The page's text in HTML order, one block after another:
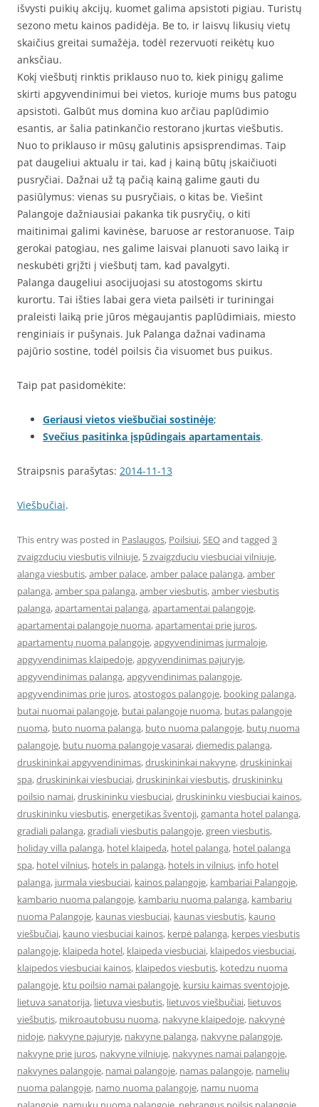
išvysti puikių akcijų, kuomet galima apsistoti pigiau. Turistų
sezono metu kainos padidėja. Be to, ir laisvų likusių vietų
skaičius greitai sumažėja, todėl rezervuoti reikėtų kuo
anksčiau.
Kokį viešbutį rinktis priklauso nuo to, kiek pinigų galime
skirti apgyvendinimui bei vietos, kurioje mums bus patogu
apsistoti. Galbūt mus domina kuo arčiau paplūdimio
esantis, ar šalia patinkančio restorano įkurtas viešbutis.
Nuo to priklauso ir mūsų galutinis apsisprendimas. Taip
pat daugeliui aktualu ir tai, kad į kainą būtų įskaičiuoti
pusryčiai. Dažnai už tą pačią kainą galime gauti du
pasiūlymus: vienas su pusryčiais, o kitas be. Viešint
Palangoje dažniausiai pakanka tik pusryčių, o kiti
maitinimai galimi kavinėse, baruose ar restoranuose. Taip
gerokai patogiau, nes galime laisvai planuoti savo laiką ir
neskubėti grįžti į viešbutį tam, kad pavalgyti.
Palanga daugeliui asocijuojasi su atostogoms skirtu
kurortu. Tai išties labai gera vieta pailsėti ir turiningai
praleisti laiką prie jūros mėgaujantis paplūdimiais, miesto
renginiais ir pušynais. Juk Palanga dažnai vadinama
pajūrio sostine, todėl poilsis čia visuomet bus puikus.
Taip pat pasidomėkite:
Geriausi vietos viešbučiai sostinėje;
Svečius pasitinka įspūdingais apartamentais.
Straipsnis parašytas: 2014-11-13
Viešbučiai.
This entry was posted in Paslaugos, Poilsiui,SEOand tagged 3
zvaigzduciu viesbutis vilniuje, 5 zvaigzduciu viesbuciai vilniuje,
alanga viesbutis,amber palace,amber palace palanga,amber
palanga,amber spa palanga,amber viesbutis,amber viesbutis
palanga,apartamentai palanga,apartamentai palangoje,
apartamentai palangoje nuoma,apartamentai prie juros,
apartamentų nuoma palangoje,apgyvendinimas jurmaloje,
apgyvendinimas klaipedoje,apgyvendinimas pajuryje,
apgyvendinimas palanga,apgyvendinimas palangoje,
apgyvendinimas prie juros,atostogos palangoje, booking palanga,
butai nuomai palangoje, butai palangoje nuoma, butas palangoje
nuoma, buto nuoma palanga, buto nuoma palangoje, butų nuoma
palangoje, butu nuoma palangoje vasarai,diemedis palanga,
druskininkai apgyvendinimas,druskininkai nakvyne,druskininkai
spa,druskininkai viesbuciai,druskininkai viesbutis,druskininku
poilsio namai,druskininku viesbuciai,druskininku viesbuciai kainos,
druskininku viesbutis,energetikas šventoji,gamanta hotel palanga,
gradiali palanga,gradiali viesbutis palangoje,green viesbutis,
holiday villa palanga, hotel klaipeda, hotel palanga, hotel palanga
spa, hotel vilnius, hotels in palanga, hotels in vilnius, info hotel
palanga, jurmala viesbuciai, kainos palangoje, kambariai Palangoje,
kambario nuoma palangoje, kambariu nuoma palanga, kambariu
nuoma Palangoje, kaunas viesbuciai, kaunas viesbutis, kauno
viešbučiai, kauno viesbuciai kainos, kerpė palanga, kerpes viesbutis
palangoje, klaipeda hotel, klaipeda viesbuciai, klaipedos viesbuciai,
klaipedos viesbuciai kainos, klaipedos viesbutis, kotedzu nuoma
palangoje, ktu poilsio namai palangoje, kursiu kaimas sventojoje,
lietuva sanatorija, lietuva viesbutis, lietuvos viešbučiai, lietuvos
viešbutis, mikroautobusu nuoma, nakvyne klaipedoje, nakvynė
nidoje, nakvyne pajuryje, nakvyne palanga, nakvyne palangoje,
nakvyne prie juros, nakvyne vilniuje, nakvynes namai palangoje,
nakvynes palangoje, namai palangoje, namas palangoje, namelių
nuoma palangoje, namo nuoma palangoje, namu nuoma